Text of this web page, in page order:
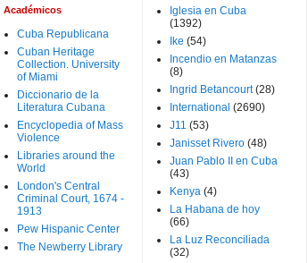
Académicos
Cuba Republicana
Cuban Heritage
Collection. University
of Miami
Diccionario de la
Literatura Cubana
Encyclopedia of Mass
Violence
Libraries around the
World
London's Central
Criminal Court, 1674 -
1913
Pew Hispanic Center
The Newberry Library
Iglesia en Cuba
(1392)
Ike (54)
Incendio en Matanzas
(8)
Ingrid Betancourt (28)
International (2690)
J11 (53)
Janisset Rivero (48)
Juan Pablo II en Cuba
(43)
Kenya (4)
La Habana de hoy
(66)
La Luz Reconciliada
(32)